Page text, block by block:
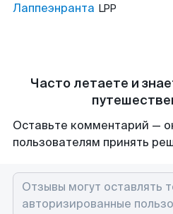
Лаппеэнранта LPP
Часто летаете и
Оставьте комментарий —
пользователям принять